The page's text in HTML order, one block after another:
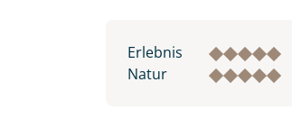
Erlebnis
Natur